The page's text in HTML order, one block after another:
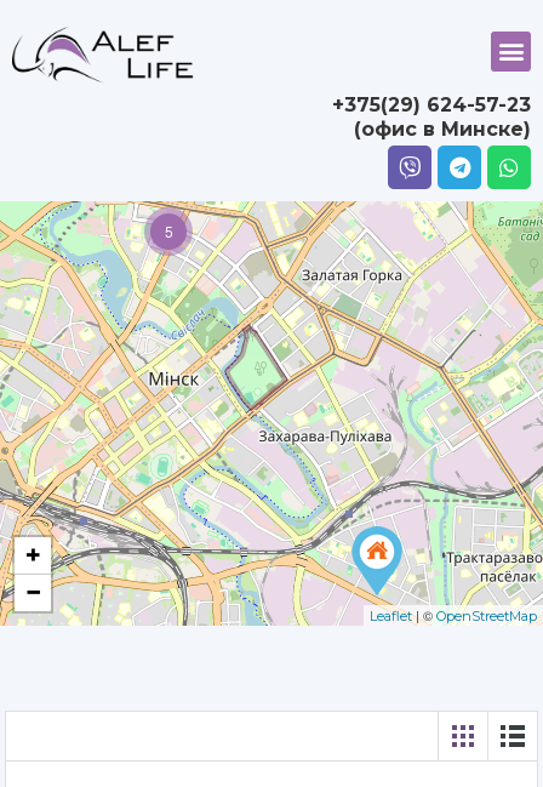
+375(29) 624-57-23
(офис в Минске)
5
+
−
Leaflet| © OpenStreetMap